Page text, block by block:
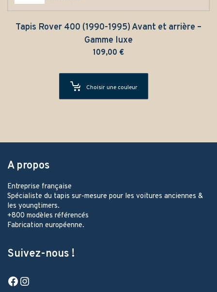
Tapis Rover 400 (1990-1995) Avant et arrière –
Gamme luxe
109,00 €
Choisir une couleur
A propos
Entreprise française
Spécialiste du tapis sur-mesure pour les voitures anciennes &
les youngtimers.
+800 modèles référencés
Fabrication européenne.
Suivez-nous !
Facebook